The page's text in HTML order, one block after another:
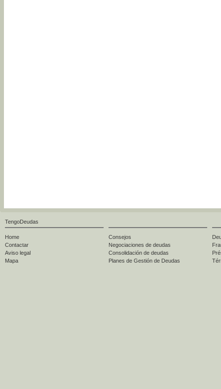
TengoDeudas
Home
Contactar
Aviso legal
Mapa
Consejos
Negociaciones de deudas
Consolidación de deudas
Planes de Gestión de Deudas